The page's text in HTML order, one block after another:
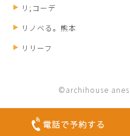
リ;コーデ
リノベる。熊本
リリーフ
©archihouse